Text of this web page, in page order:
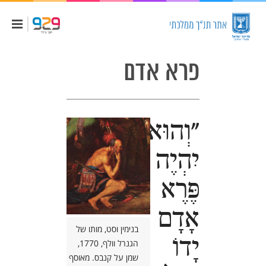
פרא אדם
"וְהוּא
יִהְיֶה
פֶּרֶא
אָדָם
יָדוֹ
בנימין וסט, מותו של
הגנרל וולף, 1770,
שמן על קנבס. מאוסף